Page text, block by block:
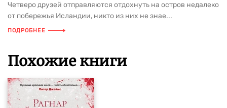
Четверо друзей отправляются отдохнуть на остров недалеко
от побережья Исландии, никто из них не знае...
ПОДРОБНЕЕ
Похожие книги